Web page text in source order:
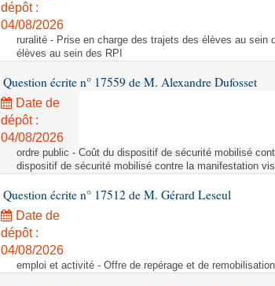
dépôt :
04/08/2026
ruralité - Prise en charge des trajets des élèves au sein
élèves au sein des RPI
Question écrite n° 17559 de M. Alexandre Dufosset
Date de
dépôt :
04/08/2026
ordre public - Coût du dispositif de sécurité mobilisé
dispositif de sécurité mobilisé contre la manifestation
Question écrite n° 17512 de M. Gérard Leseul
Date de
dépôt :
04/08/2026
emploi et activité - Offre de repérage et de